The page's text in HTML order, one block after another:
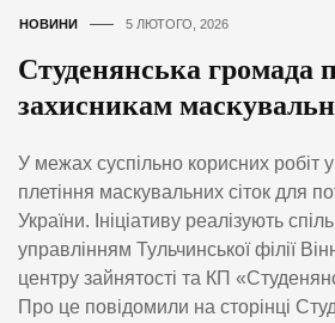
НОВИНИ 5 ЛЮТОГО, 2026
Студенянська громада
захисникам
У межах суспільно корисних робіт
плетіння маскувальних сіток для
України. Ініціативу реалізують
управлінням Тульчинської філії
центру зайнятості та КП
Про це повідомили на сторінці